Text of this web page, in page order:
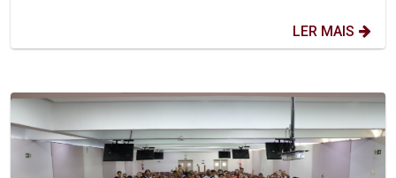
LER MAIS